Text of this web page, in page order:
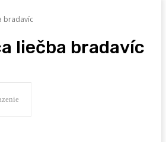
bradavíc
liečba bradavíc